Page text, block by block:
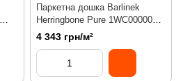
Паркетна дошка Barlinek
Herringbone Pure 1WC000007
Caramel англійська ялинка
4 343 грн/м²